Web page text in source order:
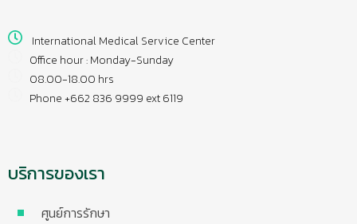
International Medical Service Center
Office hour : Monday-Sunday
08.00-18.00 hrs
Phone +662 836 9999 ext 6119
บริการของเรา
ศูนย์การรักษา